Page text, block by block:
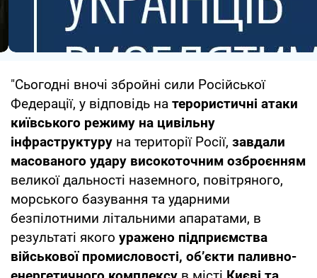
"Сьогодні вночі збройні сили Російської
Федерації, у відповідь на терористичні атаки
київського режиму на цивільну
інфраструктуру на території Росії, завдали
масованого удару високоточним озброєнням
великої дальності наземного, повітряного,
морського базування та ударними
безпілотними літальними апаратами, в
результаті якого уражено підприємства
військової промисловості, об’єкти паливно-